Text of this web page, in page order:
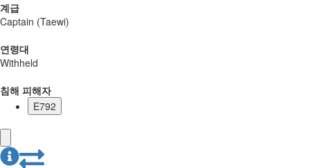
계급
Captain (Taewi)
연령대
Withheld
침해 피해자
E792